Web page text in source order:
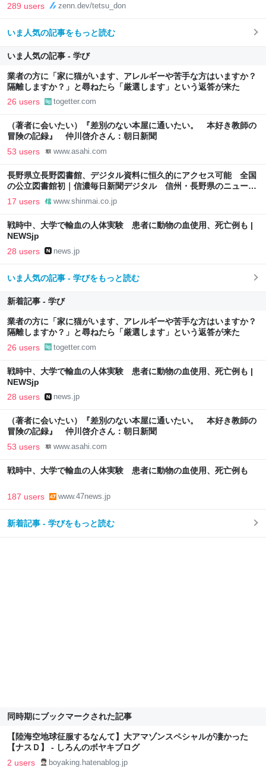
289 users zenn.dev/tetsu_don
いま人気の記事をもっと読む
いま人気の記事 - 学び
業者の方に「家に猫がいます、アレルギーや苦手な方はいますか？
隔離しますか？」と尋ねたら「厳選します」という返答が来た
26 users togetter.com
（著者に会いたい）『差別のない本屋に通いたい。 本好き教師の
冒険の記録』 仲川啓介さん：朝日新聞
53 users www.asahi.com
長野県立長野図書館、デジタル資料に恒久的にアクセス可能 全国
の公立図書館初｜信濃毎日新聞デジタル 信州・長野県のニュース
サイト
17 users www.shinmai.co.jp
戦時中、大学で輸血の人体実験 患者に動物の血使用、死亡例も |
NEWSjp
28 users news.jp
いま人気の記事 - 学びをもっと読む
新着記事 - 学び
業者の方に「家に猫がいます、アレルギーや苦手な方はいますか？
隔離しますか？」と尋ねたら「厳選します」という返答が来た
26 users togetter.com
戦時中、大学で輸血の人体実験 患者に動物の血使用、死亡例も |
NEWSjp
28 users news.jp
（著者に会いたい）『差別のない本屋に通いたい。 本好き教師の
冒険の記録』 仲川啓介さん：朝日新聞
53 users www.asahi.com
戦時中、大学で輸血の人体実験 患者に動物の血使用、死亡例も
187 users www.47news.jp
新着記事 - 学びをもっと読む
同時期にブックマークされた記事
【陸海空地球征服するなんて】大アマゾンスペシャルが凄かった
【ナスＤ】 - しろんのボヤキブログ
2 users boyaking.hatenablog.jp